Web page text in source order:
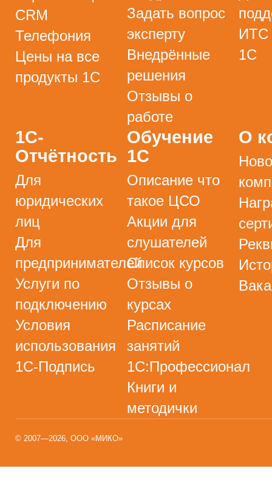
CRM
Телефония
Цены на все
продукты 1С
Задать вопрос
эксперту
Внедрённые
решения
Отзывы о
работе
ИТС
1С
1С-
Отчётность
Для
юридических
лиц
Для
предпринимателей
Услуги по
подключению
Условия
использования
1С-Подпись
Обучение
1С
Описание что
такое ЦСО
Акции для
слушателей
Список курсов
Отзывы о
курсах
Расписание
занятий
1С:Профессионал
Книги и
методички
О
© 2007—2026, ООО «МИКО»